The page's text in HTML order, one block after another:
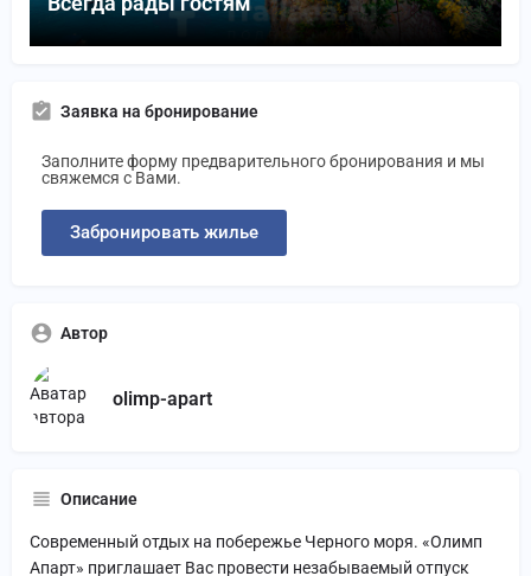
Заявка на бронирование
Заполните форму предварительного бронирования и мы
свяжемся с Вами.
Забронировать жилье
Автор
olimp-apart
Описание
Современный отдых на побережье Черного моря. «Олимп
Апарт» приглашает Вас провести незабываемый отпуск